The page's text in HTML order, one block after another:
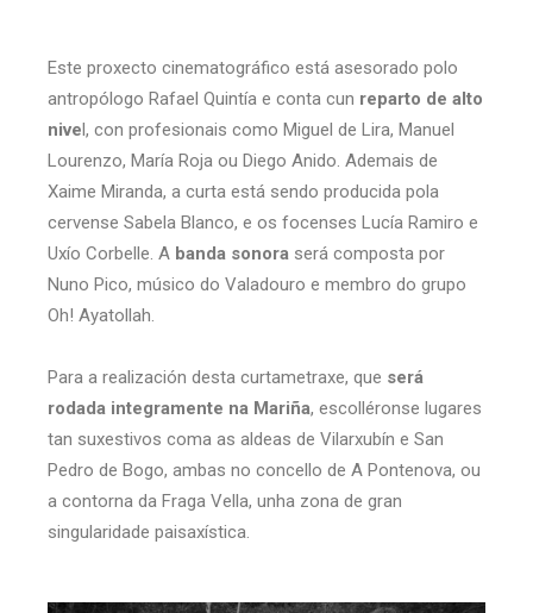
Este proxecto cinematográfico está asesorado polo
antropólogo Rafael Quintía e conta cun reparto de alto
nivel, con profesionais como Miguel de Lira, Manuel
Lourenzo, María Roja ou Diego Anido. Ademais de
Xaime Miranda, a curta está sendo producida pola
cervense Sabela Blanco, e os focenses Lucía Ramiro e
Uxío Corbelle. A banda sonora será composta por
Nuno Pico, músico do Valadouro e membro do grupo
Oh! Ayatollah.
Para a realización desta curtametraxe, que será
rodada integramente na Mariña, escolléronse lugares
tan suxestivos coma as aldeas de Vilarxubín e San
Pedro de Bogo, ambas no concello de A Pontenova, ou
a contorna da Fraga Vella, unha zona de gran
singularidade paisaxística.